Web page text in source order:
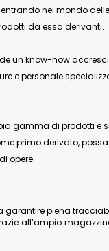
nel mondo
da essa derivanti.
un know-how
e personale
gamma di prodotti e
primo derivato,
opere.
garantire piena
all’ampio